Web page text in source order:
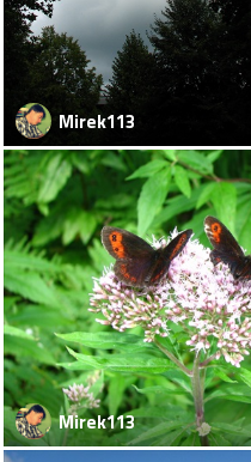
Mirek113
Mirek113